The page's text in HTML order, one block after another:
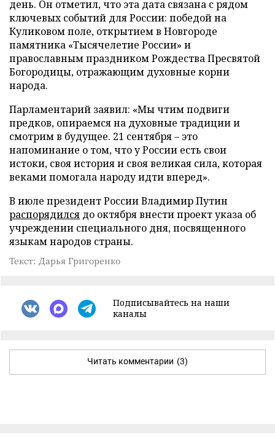
день. Он отметил, что эта дата связана с рядом
ключевых событий для России: победой на
Куликовом поле, открытием в Новгороде
памятника «Тысячелетие России» и
православным праздником Рождества Пресвятой
Богородицы, отражающим духовные корни
народа.
Парламентарий заявил: «Мы чтим подвиги
предков, опираемся на духовные традиции и
смотрим в будущее. 21 сентября – это
напоминание о том, что у России есть свои
истоки, своя история и своя великая сила, которая
веками помогала народу идти вперед».
В июле президент России Владимир Путин
распорядился до октября внести проект указа об
учреждении специального дня, посвященного
языкам народов страны.
Текст: Дарья Григоренко
Подписывайтесь на наши
каналы
Читать комментарии (3)